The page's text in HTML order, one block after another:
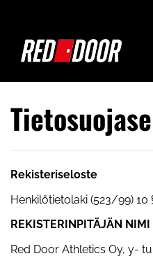
Rekisteriseloste
Henkilötietolaki (523/99) 10
REKISTERINPITÄJÄN
Red Door Athletics Oy, y-